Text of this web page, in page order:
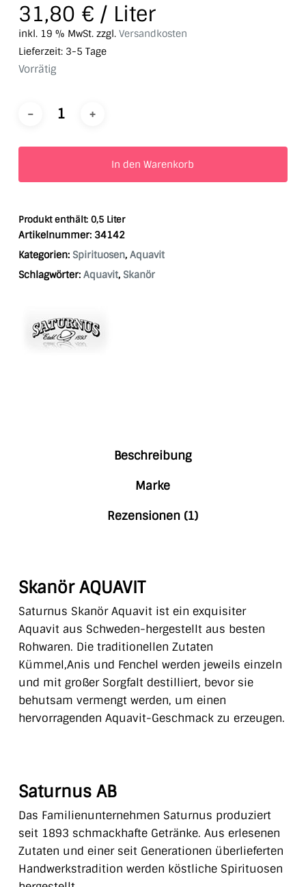
31,80 € / Liter
inkl. 19 % MwSt. zzgl. Versandkosten
Lieferzeit: 3-5 Tage
Vorrätig
In den Warenkorb
Produkt enthält: 0,5 Liter
Artikelnummer: 34142
Kategorien: Spirituosen, Aquavit
Schlagwörter: Aquavit, Skanör
Beschreibung
Marke
Rezensionen (1)
Skanör AQUAVIT
Saturnus Skanör Aquavit ist ein exquisiter
Aquavit aus Schweden-hergestellt aus besten
Rohwaren. Die traditionellen Zutaten
Kümmel,Anis und Fenchel werden jeweils einzeln
und mit großer Sorgfalt destilliert, bevor sie
behutsam vermengt werden, um einen
hervorragenden Aquavit-Geschmack zu erzeugen.
Saturnus AB
Das Familienunternehmen Saturnus produziert
seit 1893 schmackhafte Getränke. Aus erlesenen
Zutaten und einer seit Generationen überlieferten
Handwerkstradition werden köstliche Spirituosen